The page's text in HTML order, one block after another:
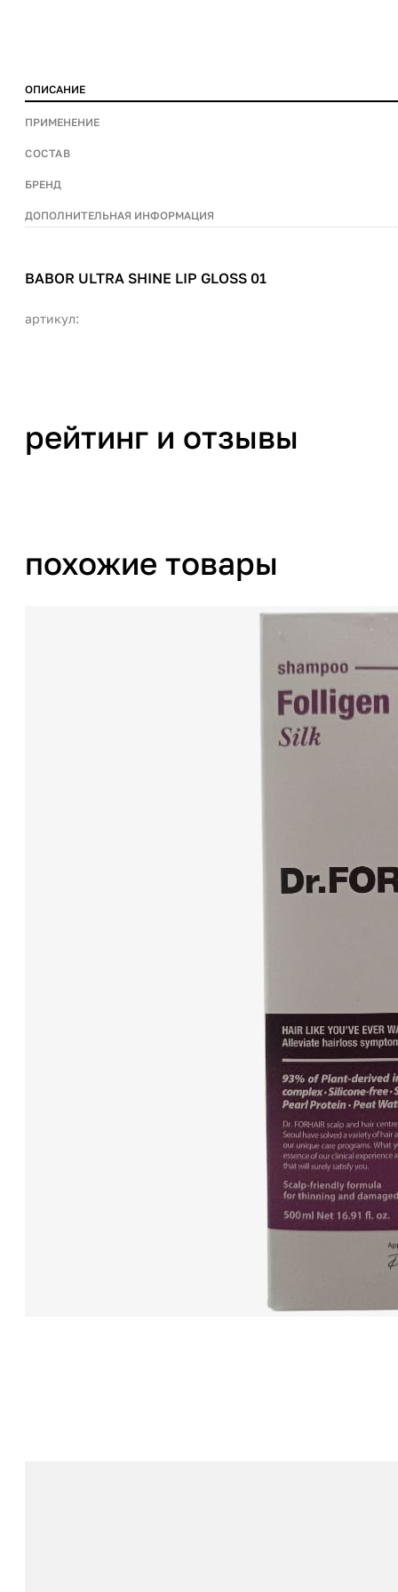
ОПИСАНИЕ
ПРИМЕНЕНИЕ
СОСТАВ
БРЕНД
ДОПОЛНИТЕЛЬНАЯ ИНФОРМАЦИЯ
BABOR ULTRA SHINE LIP GLOSS 01
артикул:
рейтинг и отзывы
похожие товары